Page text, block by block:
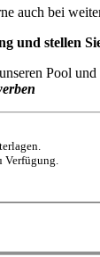
auch bei
und stellen
Pool
Verfügung.